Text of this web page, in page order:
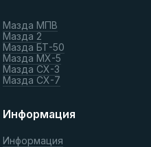
Мазда МПВ
Мазда 2
Мазда БТ-50
Мазда МХ-5
Мазда СХ-3
Мазда СХ-7
Информация
Информация